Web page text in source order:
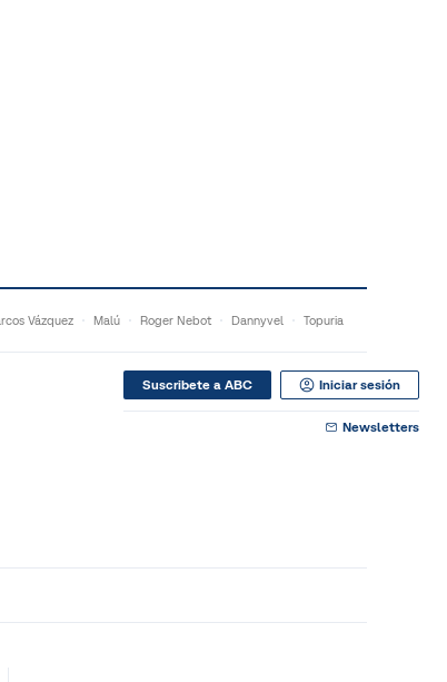
Vázquez Malú Roger Nebot Dannyvel Topuria
Suscribete a ABC Iniciar sesión
Newsletters